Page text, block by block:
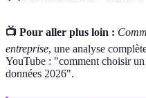
📺 Pour aller plus loin :
entreprise, une analyse
YouTube : "comment choisir un
données 2026".